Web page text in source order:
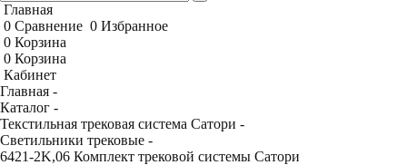
Главная
0 Сравнение 0 Избранное
0 Корзина
0 Корзина
Кабинет
Главная -
Каталог -
Текстильная трековая система Сатори -
Светильники трековые -
6421-2K,06 Комплект трековой системы Сатори